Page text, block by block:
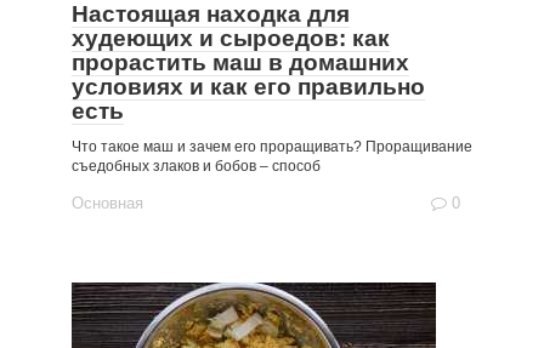
Настоящая находка для
худеющих и сыроедов: как
прорастить маш в домашних
условиях и как его правильно
есть
Что такое маш и зачем его проращивать? Проращивание
съедобных злаков и бобов – способ
Основная 0